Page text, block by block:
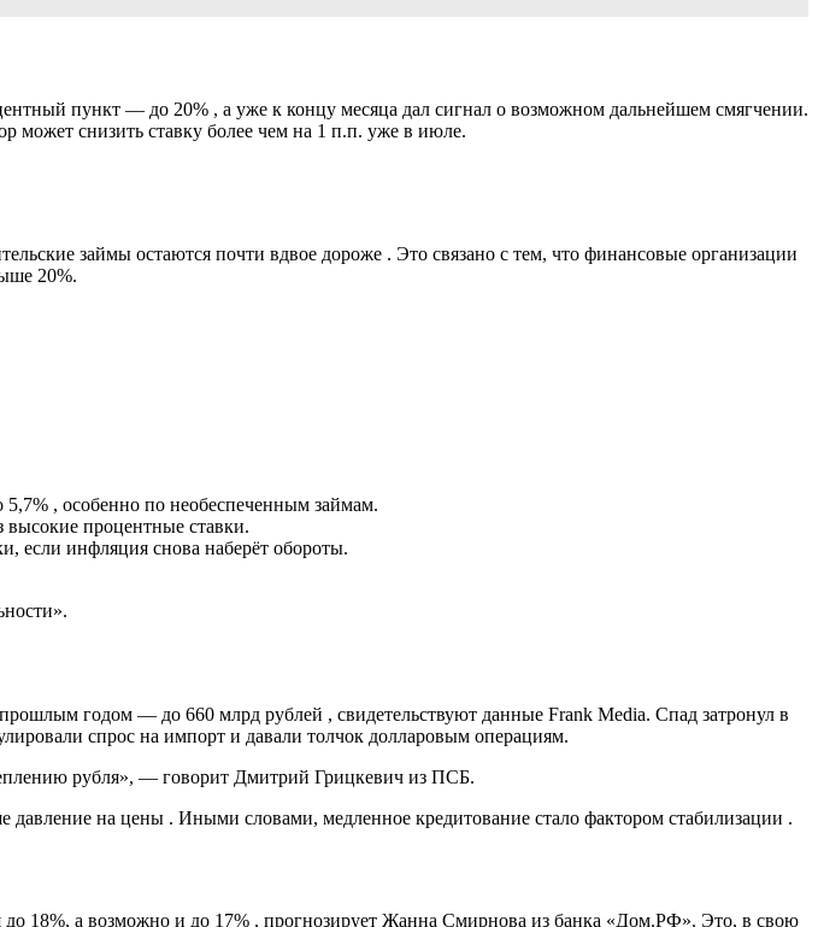
пункт — до 20% , а уже к концу месяца дал сигнал о возможном дальнейшем смягчении.
может снизить ставку более чем на 1 п.п. уже в июле.
займы остаются почти вдвое дороже . Это связано с тем, что финансовые организации
20%.
, особенно по необеспеченным займам.
высокие процентные ставки.
если инфляция снова наберёт обороты.
годом — до 660 млрд рублей , свидетельствуют данные Frank Media. Спад затронул в
спрос на импорт и давали толчок долларовым операциям.
рубля», — говорит Дмитрий Грицкевич из ПСБ.
на цены . Иными словами, медленное кредитование стало фактором стабилизации .
до 18%, а возможно и до 17% , прогнозирует Жанна Смирнова из банка «Дом.РФ». Это, в свою